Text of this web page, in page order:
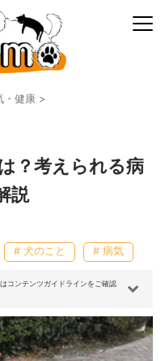
・健康 >
？考えられる病
説
# 犬のこと # 病気
コンテンツガイドラインをご確認